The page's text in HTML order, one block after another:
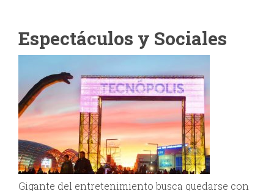
Espectáculos y Sociales
Gigante del entretenimiento busca quedarse con